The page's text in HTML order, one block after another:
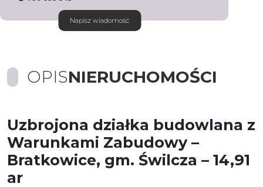
Napisz wiadomość
OPISNIERUCHOMOŚCI
Uzbrojona działka budowlana z
Warunkami Zabudowy –
Bratkowice, gm. Świlcza – 14,91
ar